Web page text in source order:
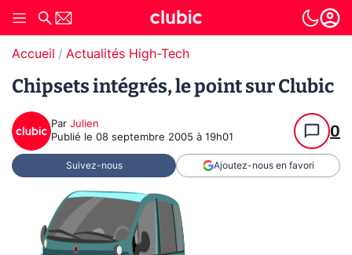
Accueil Actualités High-Tech
Chipsets intégrés, le point sur Clubic
Par Julien
Publié le 08 septembre 2005 à 19h01 0
Suivez-nous Ajoutez-nous en favori